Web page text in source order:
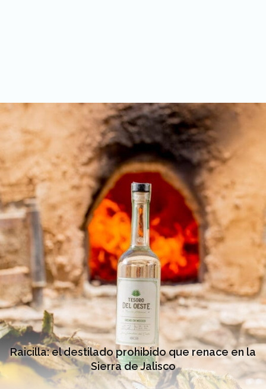
Raicilla: el destilado prohibido que renace en la
Sierra de Jalisco